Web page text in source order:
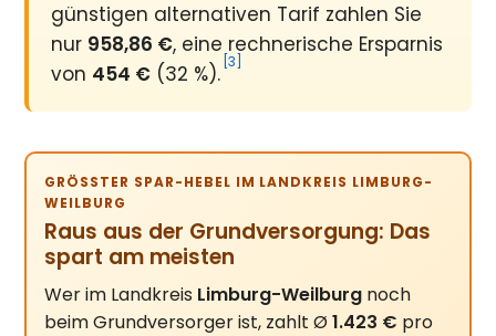
günstigen alternativen Tarif zahlen Sie
nur 958,86 €, eine rechnerische Ersparnis
von 454 € (32 %). [3]
GRÖSSTER SPAR-HEBEL IM LANDKREIS LIMBURG-W
EILBURG
Raus aus der Grundversorgung: Das
spart am meisten
Wer im Landkreis Limburg-Weilburg noch
beim Grundversorger ist, zahlt Ø1.423 € pro